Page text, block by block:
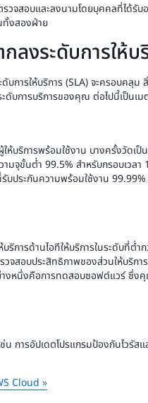
รวจสอบและลงนามโดยบุคคลที่ได้รั
งสองฝ่าย
ลงระดับการให้
การให้บริการ (SLA) จะครอบคลุม
บการบริการของคุณ ต่อไปนี้เป็นเม
ห้บริการพร้อมใช้งาน บางครั้งวัดเ
ามจุขั้นต่ำ 99.5% สำหรับกรอบเว
ระกันความพร้อมใช้งาน 99.99%
การด้านไอทีให้บริการในระดับที่ต่ำ
สอบประสิทธิภาพของส่วนให้บริกา
งหนึ่งคือการทดสอบซอฟต์แวร์ ซึ่
ารอัปเดตโปรแกรมป้องกันไวรัสแ
Cloud »